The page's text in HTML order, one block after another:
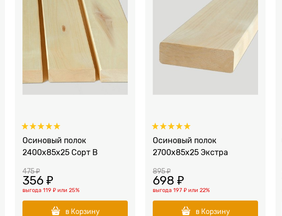
Осиновый полок
2400x85x25 Сорт B
475 ₽
356 ₽
выгода 119 ₽ или 25%
в Корзину
Осиновый полок
2700x85x25 Экстра
895 ₽
698 ₽
выгода 197 ₽или 22%
в Корзину